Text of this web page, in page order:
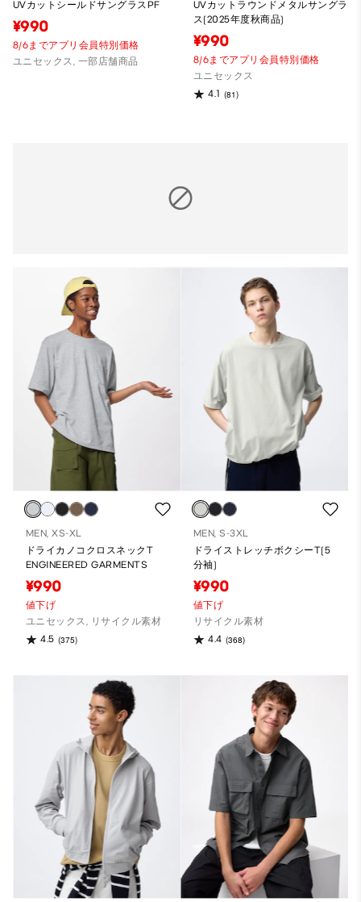
UVカットシールドサングラスPF
¥990
8/6までアプリ会員特別価格
ユニセックス, 一部店舗商品
UVカットラウンドメタルサングラ
ス(2025年度秋商品)
¥990
8/6までアプリ会員特別価格
ユニセックス
4.1 (81)
MEN, XS-XL
ドライカノコクロスネックT
ENGINEERED GARMENTS
¥990
値下げ
ユニセックス, リサイクル素材
4.5 (375)
MEN, S-3XL
ドライストレッチボクシーT(5
分袖)
¥990
値下げ
リサイクル素材
4.4 (368)